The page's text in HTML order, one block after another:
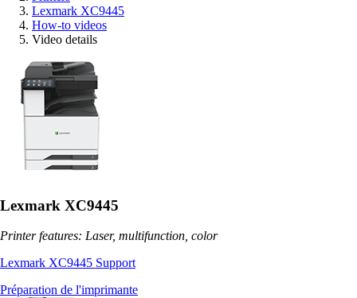
Lexmark XC9445
How-to videos
Video details
Lexmark XC9445
Printer features: Laser, multifunction, color
Lexmark XC9445 Support
Préparation de l'imprimante